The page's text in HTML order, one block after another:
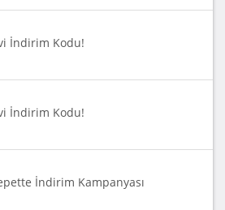
İndirim Kodu!
İndirim Kodu!
İndirim Kampanyası